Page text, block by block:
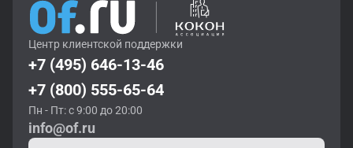
Центр клиентской поддержки
+7 (495) 646-13-46
+7 (800) 555-65-64
Пн - Пт: с 9:00 до 20:00
info@of.ru